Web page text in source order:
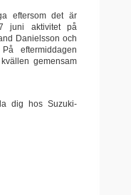
eftersom det är
juni aktivitet på
Danielsson och
eftermiddagen
gemensam
dig hos Suzuki-